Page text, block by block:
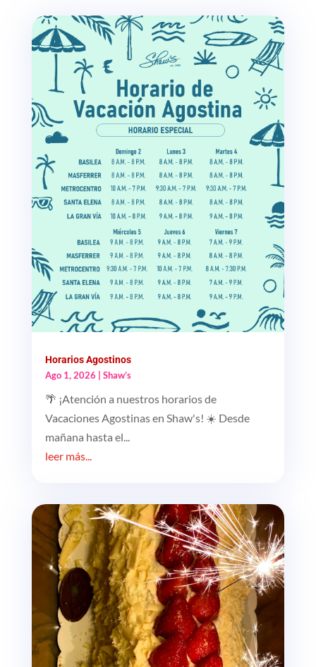
Horarios Agostinos
Ago 1, 2026
Shaw’s
🌴 ¡Atención a nuestros horarios de
Vacaciones Agostinas en Shaw's! ☀️ Desde
mañana hasta el...
leer más...